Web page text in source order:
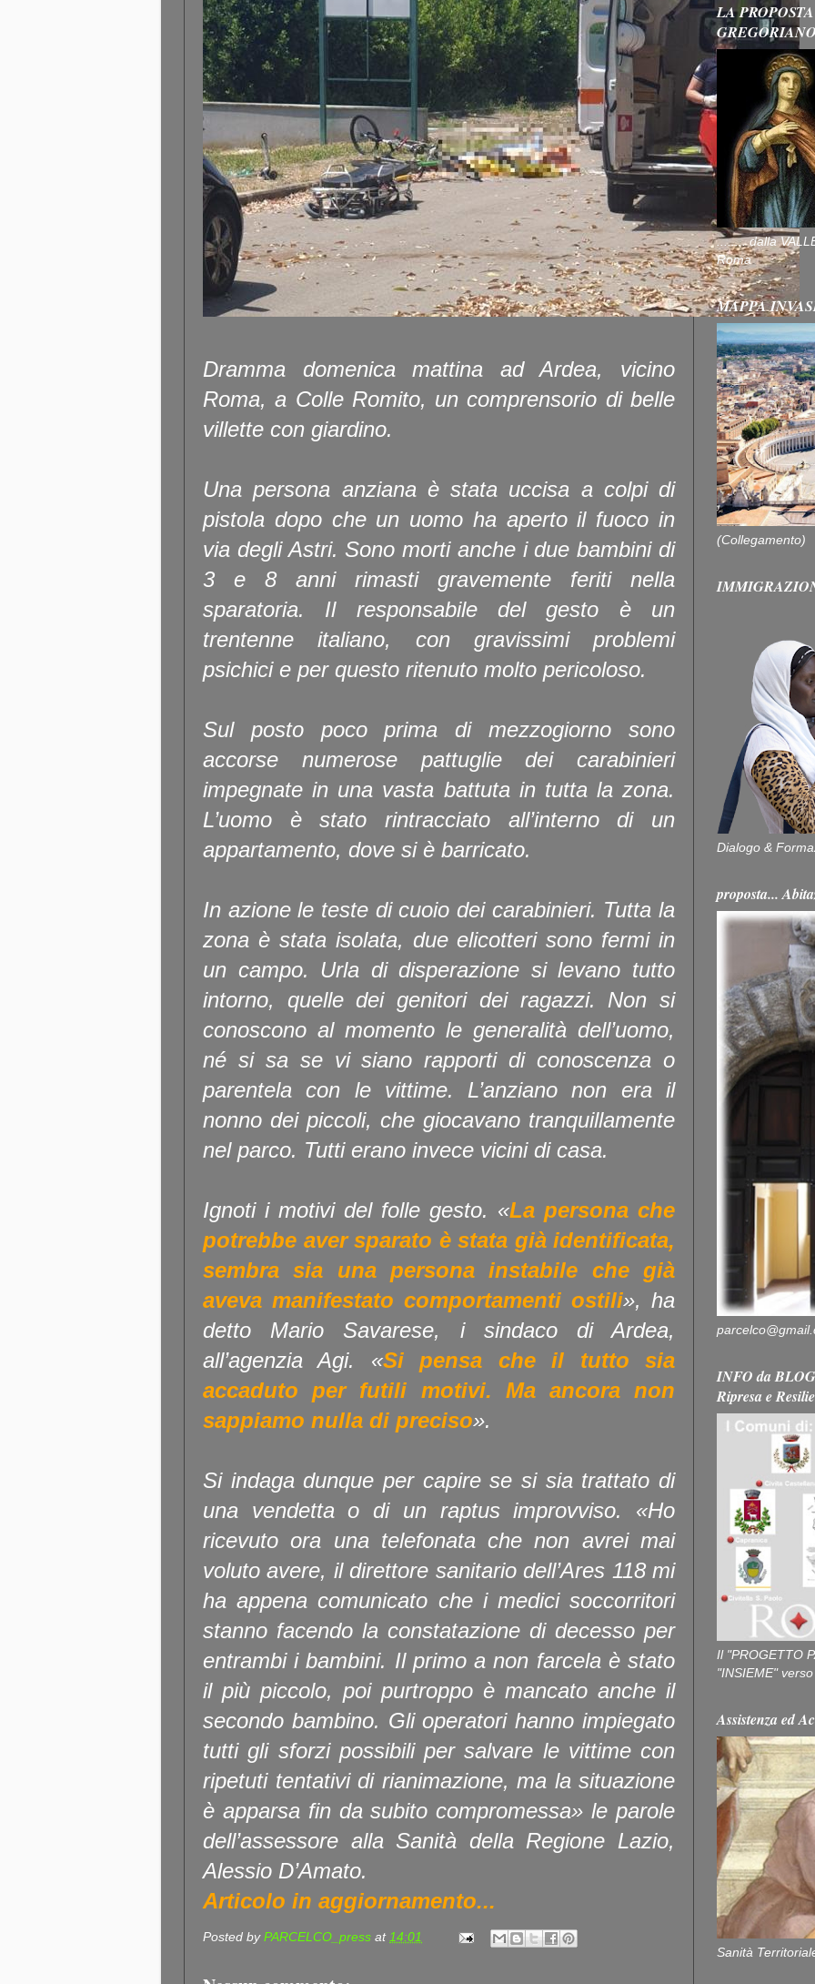
Dramma domenica mattina ad Ardea, vicino
Roma, a Colle Romito, un comprensorio di belle
villette con giardino.
Una persona anziana è stata uccisa a colpi di
pistola dopo che un uomo ha aperto il fuoco in
via degli Astri. Sono morti anche i due bambini di
3 e 8 anni rimasti gravemente feriti nella
sparatoria. Il responsabile del gesto è un
trentenne italiano, con gravissimi problemi
psichici e per questo ritenuto molto pericoloso.
Sul posto poco prima di mezzogiorno sono
accorse numerose pattuglie dei carabinieri
impegnate in una vasta battuta in tutta la zona.
L’uomo è stato rintracciato all’interno di un
appartamento, dove si è barricato.
In azione le teste di cuoio dei carabinieri. Tutta la
zona è stata isolata, due elicotteri sono fermi in
un campo. Urla di disperazione si levano tutto
intorno, quelle dei genitori dei ragazzi. Non si
conoscono al momento le generalità dell’uomo,
né si sa se vi siano rapporti di conoscenza o
parentela con le vittime. L’anziano non era il
nonno dei piccoli, che giocavano tranquillamente
nel parco. Tutti erano invece vicini di casa.
Ignoti i motivi del folle gesto. «La persona che
potrebbe aver sparato è stata già identificata,
sembra sia una persona instabile che già
aveva manifestato comportamenti ostili», ha
detto Mario Savarese, i sindaco di Ardea,
all’agenzia Agi. «Si pensa che il tutto sia
accaduto per futili motivi. Ma ancora non
sappiamo nulla di preciso».
Si indaga dunque per capire se si sia trattato di
una vendetta o di un raptus improvviso. «Ho
ricevuto ora una telefonata che non avrei mai
voluto avere, il direttore sanitario dell’Ares 118 mi
ha appena comunicato che i medici soccorritori
stanno facendo la constatazione di decesso per
entrambi i bambini. Il primo a non farcela è stato
il più piccolo, poi purtroppo è mancato anche il
secondo bambino. Gli operatori hanno impiegato
tutti gli sforzi possibili per salvare le vittime con
ripetuti tentativi di rianimazione, ma la situazione
è apparsa fin da subito compromessa» le parole
dell’assessore alla Sanità della Regione Lazio,
Alessio D’Amato.
Articolo in aggiornamento...
Posted byPARCELCO_press at14:01
LA
........ dalla
Roma
MAPPA
(Collegamento)
Dialogo &
proposta...
INFO da
Ripresa e
Il "PROGETTO
"INSIEME"
Assistenza ed
Sanità